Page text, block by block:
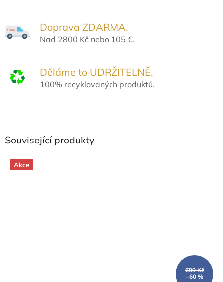
Doprava ZDARMA.
Nad 2800 Kč nebo 105 €.
Děláme to UDRŽITELNĚ.
100% recyklovaných produktů.
Související produkty
Akce
699 Kč
–60 %